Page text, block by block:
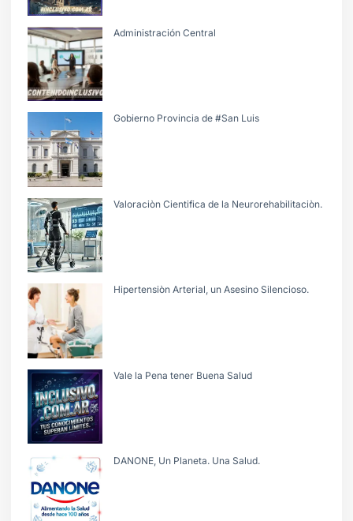
Administración Central
Gobierno Provincia de #San Luis
Valoraciòn Cientifica de la Neurorehabilitaciòn.
Hipertensiòn Arterial, un Asesino Silencioso.
Vale la Pena tener Buena Salud
DANONE, Un Planeta. Una Salud.